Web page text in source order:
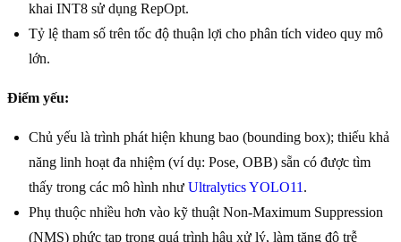
khai INT8 sử dụng RepOpt.
Tỷ lệ tham số trên tốc độ thuận lợi cho phân tích video quy mô
lớn.
Điểm yếu:
Chủ yếu là trình phát hiện khung bao (bounding box); thiếu khả
năng linh hoạt đa nhiệm (ví dụ: Pose, OBB) sẵn có được tìm
thấy trong các mô hình như Ultralytics YOLO11 .
Phụ thuộc nhiều hơn vào kỹ thuật Non-Maximum Suppression
(NMS) phức tạp trong quá trình hậu xử lý, làm tăng độ trễ